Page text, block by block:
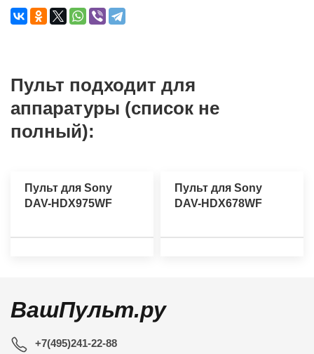
Пульт подходит для
аппаратуры (список не
полный):
Пульт для Sony
DAV-HDX975WF
Пульт для Sony
DAV-HDX678WF
ВашПульт.ру
+7(495)241-22-88